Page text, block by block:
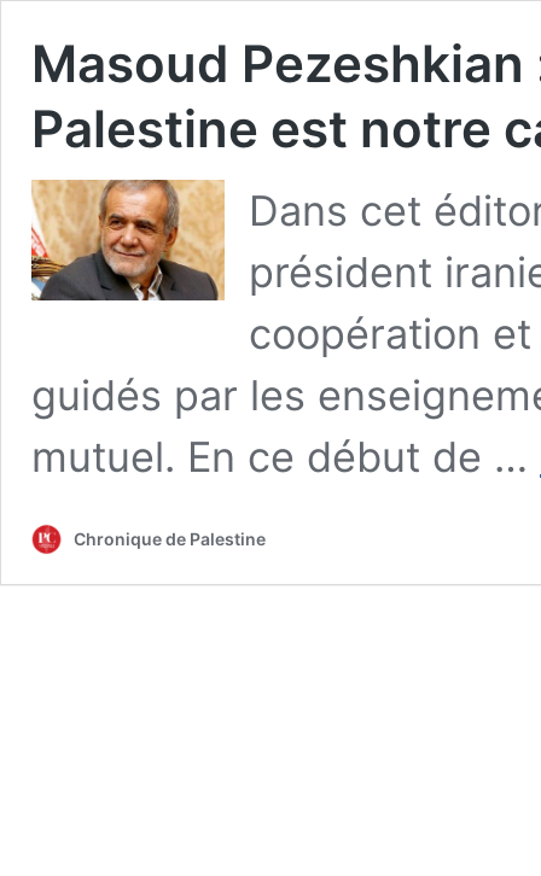
Masoud
Palestine est notre
Dans cet
président
coopération
guidés par les
mutuel. En ce début de …
Chronique de Palestine